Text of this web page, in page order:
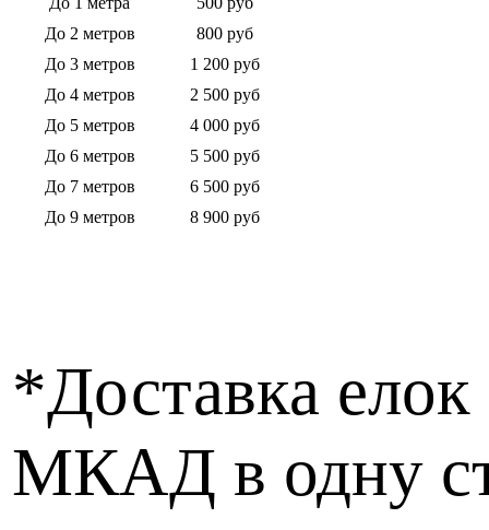
До 2 метров
800 руб
До 3 метров
1 200 руб
До 4 метров
2 500 руб
До 5 метров
4 000 руб
До 6 метров
5 500 руб
До 7 метров
6 500 руб
До 9 метров
8 900 руб
*Доставка
МКАД в одну